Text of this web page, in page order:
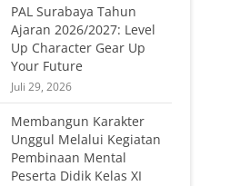
PAL Surabaya Tahun
Ajaran 2026/2027: Level
Up Character Gear Up
Your Future
Juli 29, 2026
Membangun Karakter
Unggul Melalui Kegiatan
Pembinaan Mental
Peserta Didik Kelas XI